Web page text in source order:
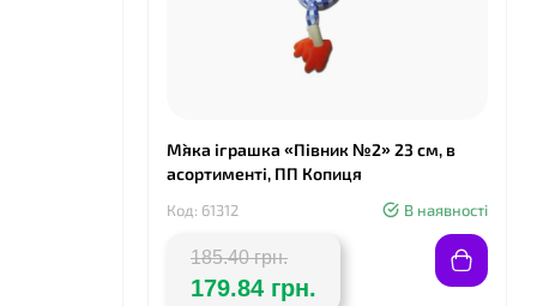
М`яка іграшка «Півник №2» 23 см, в
асортименті, ПП Копиця
Код: 61312 В наявності
185.40 грн.
179.84 грн.
❤